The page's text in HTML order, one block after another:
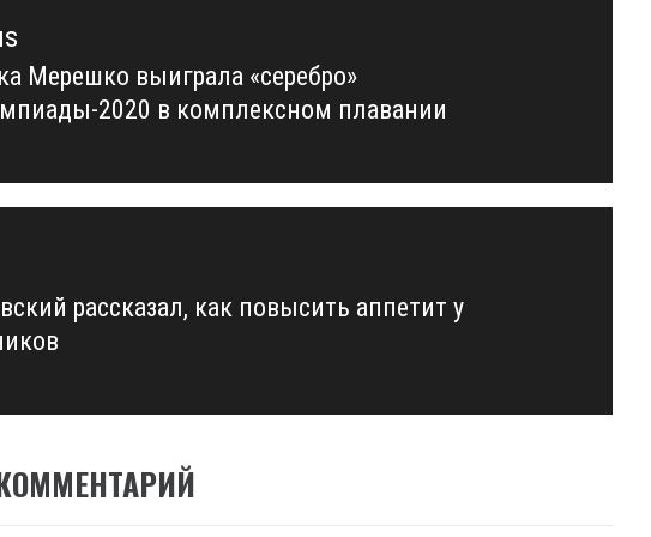
Мерешко выиграла «серебро»
2020 в комплексном плавании
рассказал, как повысить аппетит у